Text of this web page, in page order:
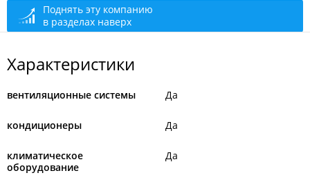
открыто: 09:00–18:00
Поднять эту компанию
в разделах наверх
Характеристики
вентиляционные системы Да
кондиционеры Да
климатическое
оборудование
Да